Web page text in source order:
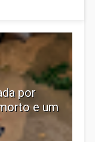
por
e um